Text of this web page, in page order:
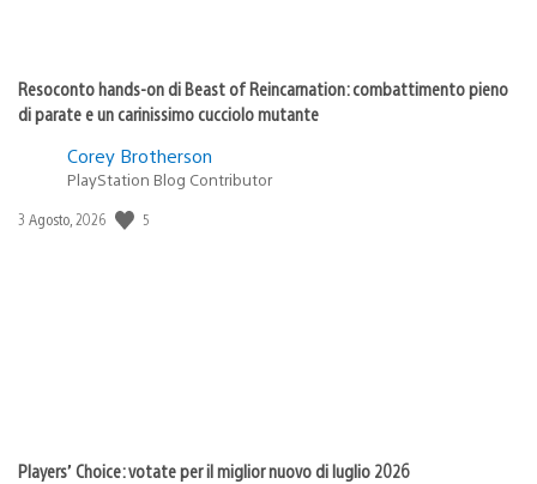
Resoconto hands-on di Beast of Reincarnation: combattimento pieno
di parate e un carinissimo cucciolo mutante
Corey Brotherson
PlayStation Blog Contributor
Data
3 Agosto, 2026 5
Players’ Choice: votate per il miglior nuovo di luglio 2026